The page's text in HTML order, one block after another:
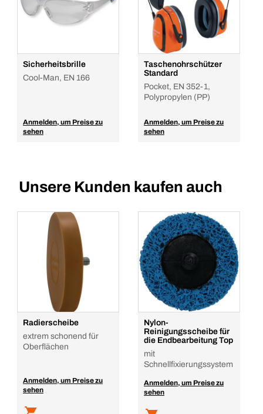
Sicherheitsbrille
Cool-Man, EN 166
Anmelden, um Preise zu
sehen
Taschenohrschützer
Standard
Pocket, EN 352-1,
Polypropylen (PP)
Anmelden, um Preise zu
sehen
Unsere Kunden kaufen auch
Radierscheibe
extrem schonend für
Oberflächen
Anmelden, um Preise zu
sehen
Nylon-
Reinigungsscheibe für
die Endbearbeitung Top
mit
Schnellfixierungssystem
Anmelden, um Preise zu
sehen